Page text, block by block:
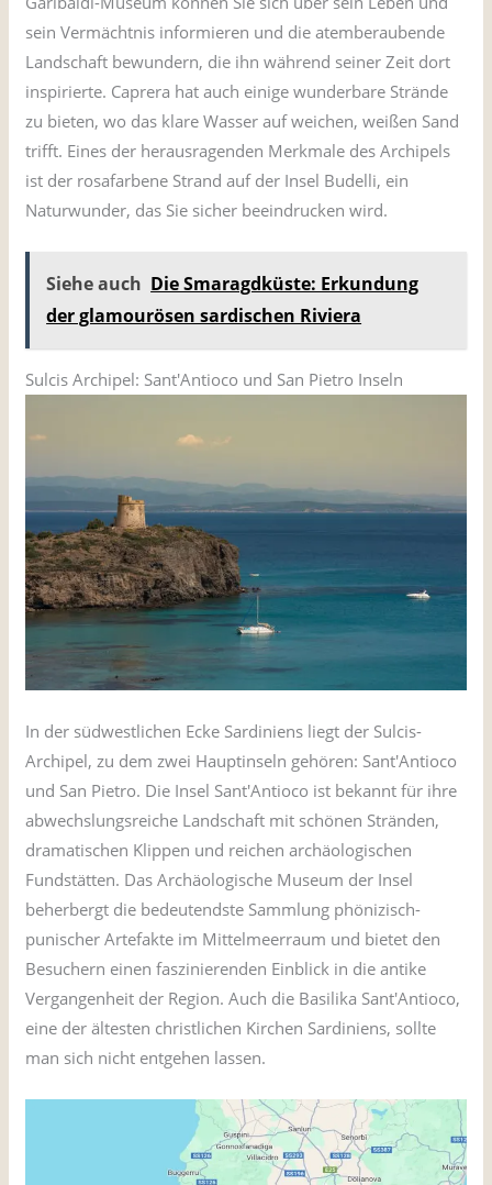
sein Vermächtnis informieren und die atemberaubende
Landschaft bewundern, die ihn während seiner Zeit dort
inspirierte. Caprera hat auch einige wunderbare Strände
zu bieten, wo das klare Wasser auf weichen, weißen Sand
trifft. Eines der herausragenden Merkmale des Archipels
ist der rosafarbene Strand auf der Insel Budelli, ein
Naturwunder, das Sie sicher beeindrucken wird.
Siehe auch Die Smaragdküste: Erkundung
der glamourösen sardischen Riviera
Sulcis Archipel: Sant'Antioco und San Pietro Inseln
In der südwestlichen Ecke Sardiniens liegt der Sulcis-
Archipel, zu dem zwei Hauptinseln gehören: Sant'Antioco
und San Pietro. Die Insel Sant'Antioco ist bekannt für ihre
abwechslungsreiche Landschaft mit schönen Stränden,
dramatischen Klippen und reichen archäologischen
Fundstätten. Das Archäologische Museum der Insel
beherbergt die bedeutendste Sammlung phönizisch-
punischer Artefakte im Mittelmeerraum und bietet den
Besuchern einen faszinierenden Einblick in die antike
Vergangenheit der Region. Auch die Basilika Sant'Antioco,
eine der ältesten christlichen Kirchen Sardiniens, sollte
man sich nicht entgehen lassen.